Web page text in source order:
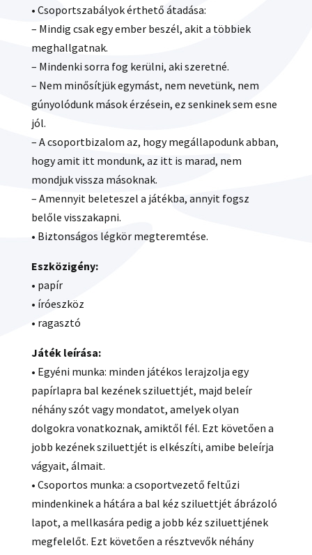
• Csoportszabályok érthető átadása:
– Mindig csak egy ember beszél, akit a többiek
meghallgatnak.
– Mindenki sorra fog kerülni, aki szeretné.
– Nem minősítjük egymást, nem nevetünk, nem
gúnyolódunk mások érzésein, ez senkinek sem esne
jól.
– A csoportbizalom az, hogy megállapodunk abban,
hogy amit itt mondunk, az itt is marad, nem
mondjuk vissza másoknak.
– Amennyit beleteszel a játékba, annyit fogsz
belőle visszakapni.
• Biztonságos légkör megteremtése.
Eszközigény:
• papír
• íróeszköz
• ragasztó
Játék leírása:
• Egyéni munka: minden játékos lerajzolja egy
papírlapra bal kezének sziluettjét, majd beleír
néhány szót vagy mondatot, amelyek olyan
dolgokra vonatkoznak, amiktől fél. Ezt követően a
jobb kezének sziluettjét is elkészíti, amibe beleírja
vágyait, álmait.
• Csoportos munka: a csoportvezető feltűzi
mindenkinek a hátára a bal kéz sziluettjét ábrázoló
lapot, a mellkasára pedig a jobb kéz sziluettjének
megfelelőt. Ezt követően a résztvevők néhány